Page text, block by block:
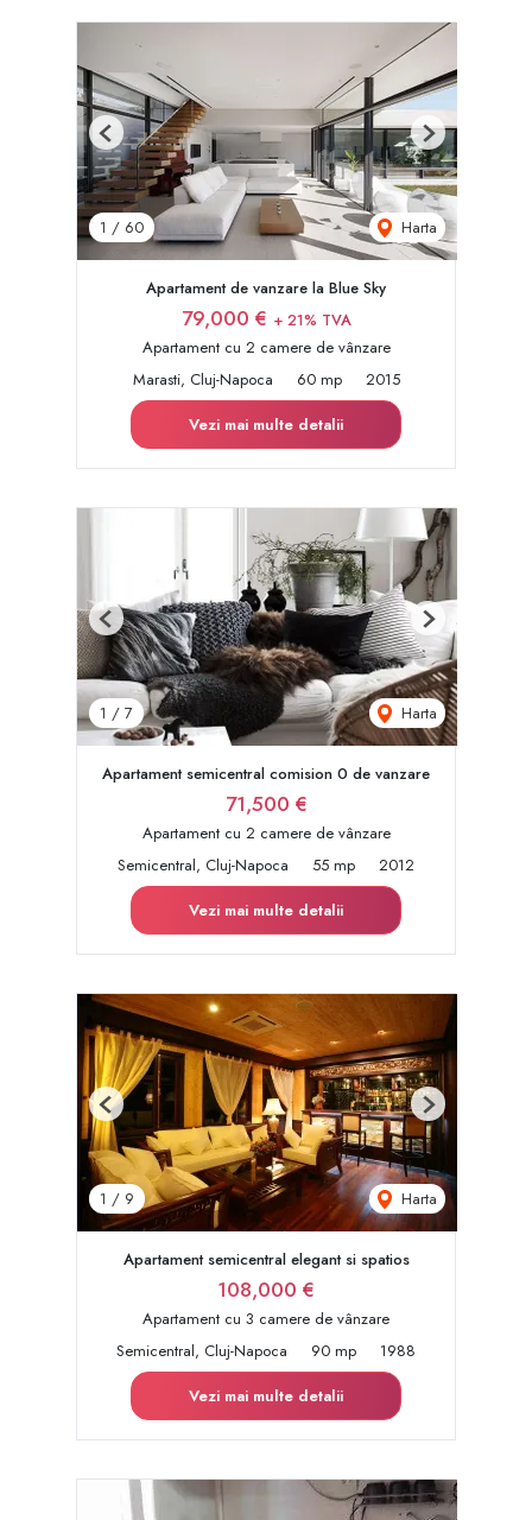
1 / 60 Harta
Previous Next
Apartament de vanzare la Blue Sky
79,000 € + 21% TVA
Apartament cu 2 camere de vânzare
Marasti, Cluj-Napoca
60 mp
2015
Vezi mai multe detalii
1 / 7 Harta
Previous Next
Apartament semicentral comision 0 de vanzare
71,500 €
Apartament cu 2 camere de vânzare
Semicentral, Cluj-Napoca
55 mp
2012
Vezi mai multe detalii
1 / 9 Harta
Previous Next
Apartament semicentral elegant si spatios
108,000 €
Apartament cu 3 camere de vânzare
Semicentral, Cluj-Napoca
90 mp
1988
Vezi mai multe detalii